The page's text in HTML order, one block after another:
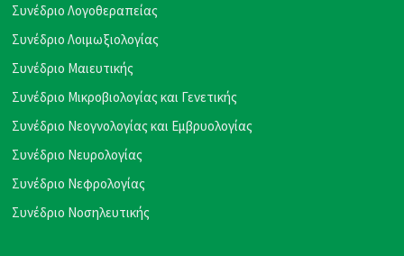
Συνέδριο Λογοθεραπείας
Συνέδριο Λοιμωξιολογίας
Συνέδριο Μαιευτικής
Συνέδριο Μικροβιολογίας και Γενετικής
Συνέδριο Νεογνολογίας και Εμβρυολογίας
Συνέδριο Νευρολογίας
Συνέδριο Νεφρολογίας
Συνέδριο Νοσηλευτικής